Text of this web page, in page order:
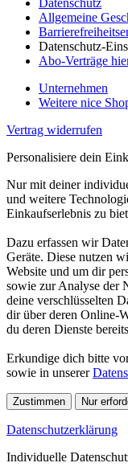
Datenschutz
Allgemeine
Datenschutz-
Abo-Verträge
Unternehmen
Weitere nice
Vertrag widerrufen
Personalisiere dein
Nur mit deiner
und weitere
Einkaufserlebnis zu
Dazu erfassen wir
Geräte. Diese nutzen
Website und um dir
sowie zur Analyse der
deine verschlüsselten
dir über deren Online-
du deren Dienste
Erkundige dich bitte
sowie in unserer
Zustimmen Nur
Datenschutzerklärung
Individuelle